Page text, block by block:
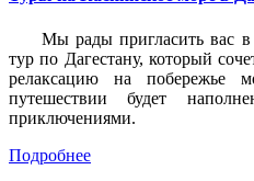
Мы рады пригласить вас
тур по Дагестану, который
релаксацию на побережье
путешествии будет
приключениями.
Подробнее